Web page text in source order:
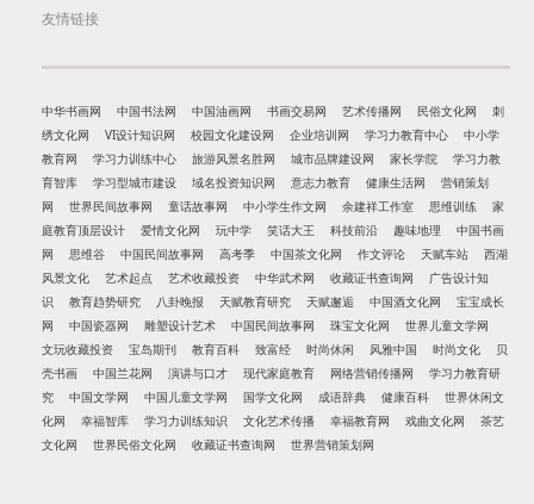
友情链接
中华书画网 中国书法网 中国油画网 书画交易网 艺术传播网 民俗文化网
刺
绣文化网
VI设计知识网 校园文化建设网 企业培训网 学习力教育中心
中小学
教育网
学习力训练中心 旅游风景名胜网 城市品牌建设网 家长学院
学习力教
育智库
学习型城市建设 域名投资知识网 意志力教育 健康生活网
营销策划
网
世界民间故事网 童话故事网 中小学生作文网 余建祥工作室 思维训练
家
庭教育顶层设计
爱情文化网 玩中学 笑话大王 科技前沿 趣味地理
中国书画
网
思维谷 中国民间故事网 高考季 中国茶文化网 作文评论 天赋车站
西湖
风景文化
艺术起点 艺术收藏投资 中华武术网 收藏证书查询网
广告设计知
识
教育趋势研究 八卦晚报 天赋教育研究 天赋邂逅 中国酒文化网
宝宝成长
网
中国瓷器网 雕塑设计艺术 中国民间故事网 珠宝文化网
世界儿童文学网
文玩收藏投资
宝岛期刊 教育百科 致富经 时尚休闲 风雅中国 时尚文化
贝
壳书画
中国兰花网 演讲与口才 现代家庭教育 网络营销传播网
学习力教育研
究
中国文学网 中国儿童文学网 国学文化网 成语辞典 健康百科
世界休闲文
化网
幸福智库 学习力训练知识 文化艺术传播 幸福教育网 戏曲文化网
茶艺
文化网
世界民俗文化网 收藏证书查询网 世界营销策划网